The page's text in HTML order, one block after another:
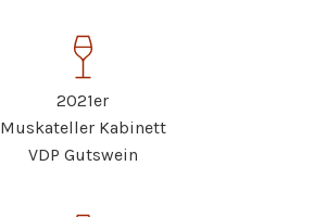
2021er
Muskateller Kabinett
VDP Gutswein